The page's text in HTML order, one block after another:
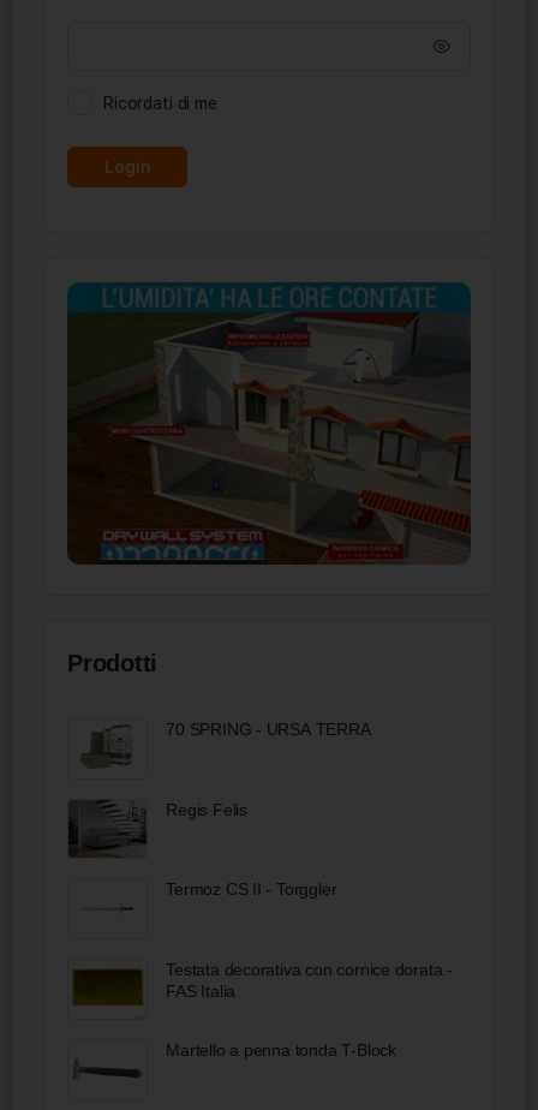
Ricordati di me
Prodotti
70 SPRING - URSA TERRA
Regis Felis
Termoz CS II - Torggler
Testata decorativa con cornice dorata -
FAS Italia
Martello a penna tonda T-Block